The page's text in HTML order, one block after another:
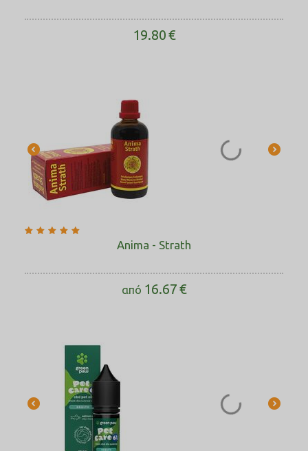
19.80€
Anima - Strath
από 16.67€